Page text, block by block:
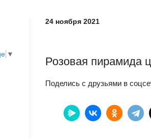
24 ноября 2021
Розовая пирамида
Поделись с друзьями в
▼